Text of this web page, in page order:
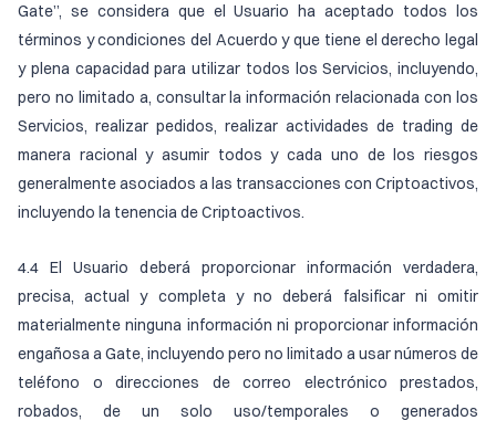
Gate”, se considera que el Usuario ha aceptado todos los
términos y condiciones del Acuerdo y que tiene el derecho legal
y plena capacidad para utilizar todos los Servicios, incluyendo,
pero no limitado a, consultar la información relacionada con los
Servicios, realizar pedidos, realizar actividades de trading de
manera racional y asumir todos y cada uno de los riesgos
generalmente asociados a las transacciones con Criptoactivos,
incluyendo la tenencia de Criptoactivos.
4.4 El Usuario deberá proporcionar información verdadera,
precisa, actual y completa y no deberá falsificar ni omitir
materialmente ninguna información ni proporcionar información
engañosa a Gate, incluyendo pero no limitado a usar números de
teléfono o direcciones de correo electrónico prestados,
robados, de un solo uso/temporales o generados